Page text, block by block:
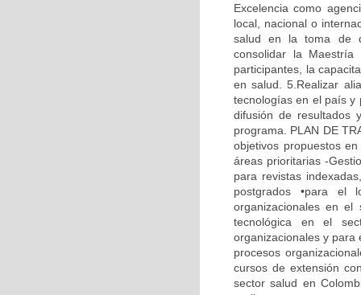
Excelencia como
local, nacional o
salud en la toma de
consolidar la Maestría
participantes, la
en salud. 5.Realizar
tecnologías en el país y
difusión de resultados
programa. PLAN DE
objetivos propuestos
áreas prioritarias -
para revistas
postgrados •para el
organizacionales en
tecnológica en el
organizacionales y para
procesos
cursos de extensión
sector salud en